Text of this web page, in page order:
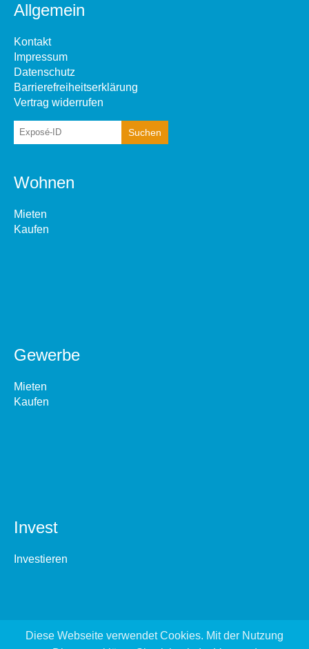
Allgemein
Kontakt
Impressum
Datenschutz
Barrierefreiheitserklärung
Vertrag widerrufen
Wohnen
Mieten
Kaufen
Gewerbe
Mieten
Kaufen
Invest
Investieren
Diese Webseite verwendet Cookies. Mit der Nutzung